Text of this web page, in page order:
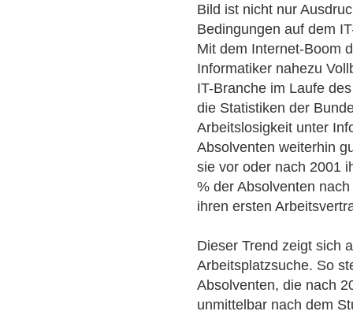
Bild ist nicht nur
Bedingungen auf dem
Mit dem Internet-Boom
Informatiker nahezu
IT-Branche im Laufe
die Statistiken der
Arbeitslosigkeit unter
Absolventen weiterhin
sie vor oder nach 2001
% der Absolventen
ihren ersten
Dieser Trend zeigt sich
Arbeitsplatzsuche. So
Absolventen, die nach
unmittelbar nach dem